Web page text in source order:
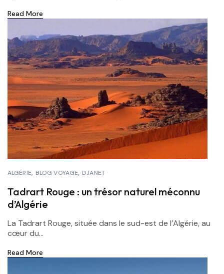
Read More
ALGÉRIE BLOG VOYAGE DJANET
Tadrart Rouge : un trésor naturel méconnu
d’Algérie
La Tadrart Rouge, située dans le sud-est de l’Algérie, au
cœur du...
Read More